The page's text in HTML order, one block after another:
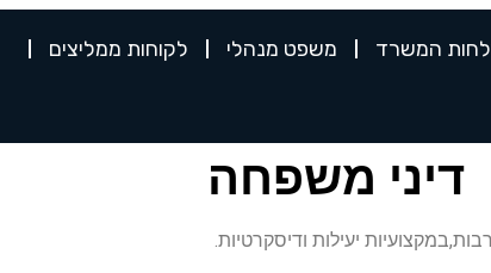
המשרד משפט מנהלי לקוחות ממליצים
דיני משפחה
יעילות ודיסקרטיות.